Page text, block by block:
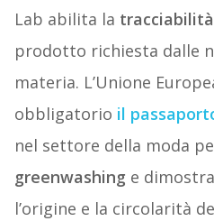
Lab abilita la
prodotto richiesta dalle
materia. L’Unione
obbligatorio il
nel settore della moda
greenwashing e
l’origine e la circolarità